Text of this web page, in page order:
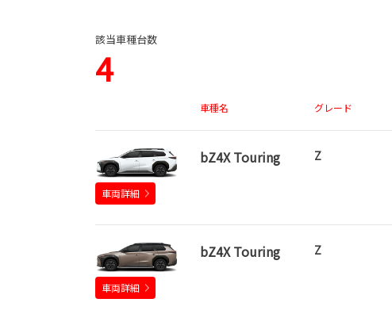
該当車種台数
4
車種名 グレード
bZ4X Touring
車両詳細
Z
bZ4X Touring
車両詳細
Z